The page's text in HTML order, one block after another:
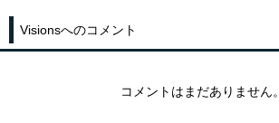
Visionsへのコメント
コメントはまだありません。